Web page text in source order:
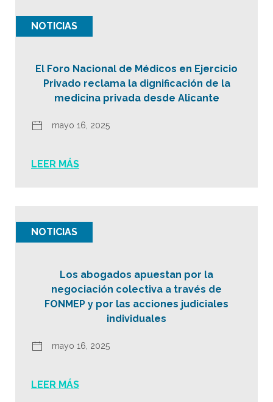
NOTICIAS
El Foro Nacional de Médicos en Ejercicio
Privado reclama la dignificación de la
medicina privada desde Alicante
mayo 16, 2025
LEER MÁS
NOTICIAS
Los abogados apuestan por la
negociación colectiva a través de
FONMEP y por las acciones judiciales
individuales
mayo 16, 2025
LEER MÁS